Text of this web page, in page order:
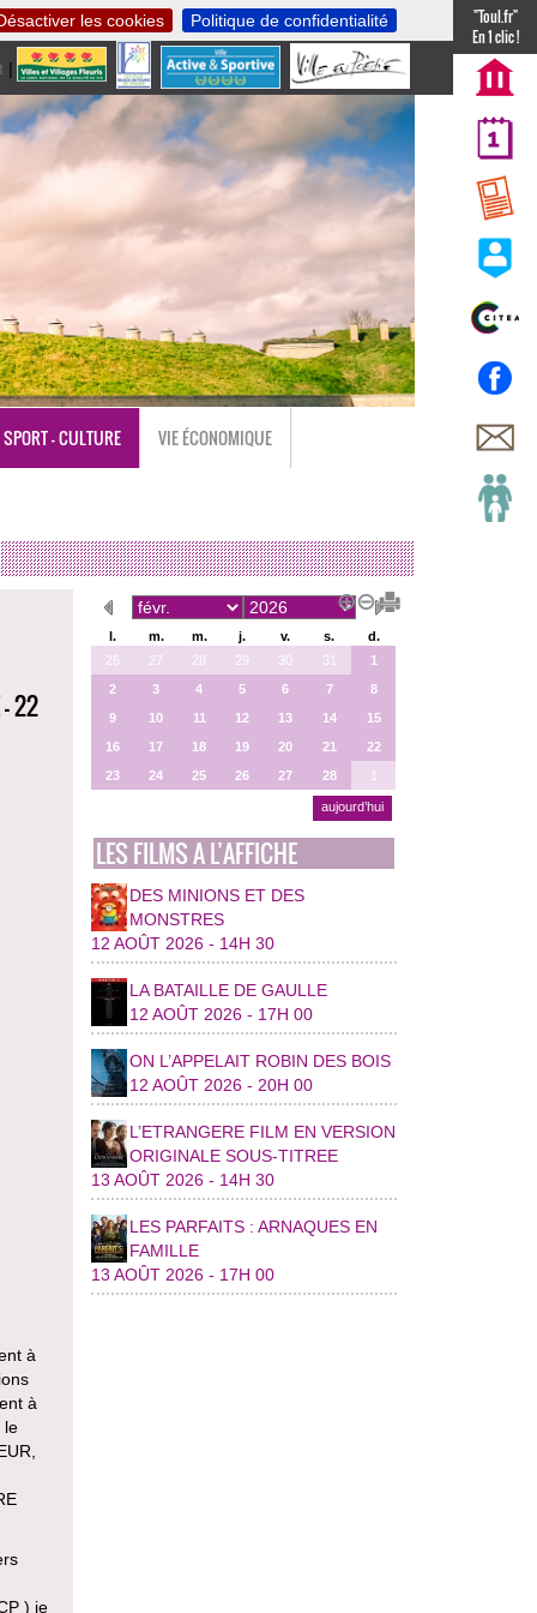
les cookies Politique de confidentialité
|nl
"Toul.fr"
En 1 clic !
SPORT - CULTURE VIE ÉCONOMIQUE
- 22
à
à
le
) je
l. m. m. j. v. s.
d.
26
27 28 29 30 31
1
2
3 4 5 6 7
8
9
10 11 12 13 14
15
16
17 18 19 20 21
22
23
24 25 26 27 28 1
aujourd’hui
LES FILMS A L’AFFICHE
DES MINIONS ET DES
MONSTRES
12 AOÛT 2026 - 14H 30
LA BATAILLE DE GAULLE
12 AOÛT 2026 - 17H 00
ON L’APPELAIT ROBIN DES BOIS
12 AOÛT 2026 - 20H 00
L’ETRANGERE FILM EN VERSION
ORIGINALE SOUS-TITREE
13 AOÛT 2026 - 14H 30
LES PARFAITS : ARNAQUES EN
FAMILLE
13 AOÛT 2026 - 17H 00